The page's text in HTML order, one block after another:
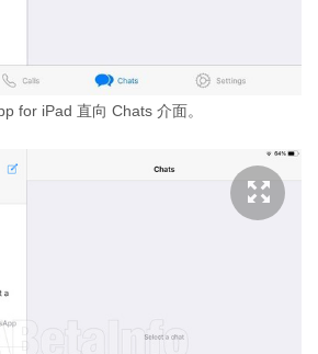
for iPad 直向 Chats 介面。